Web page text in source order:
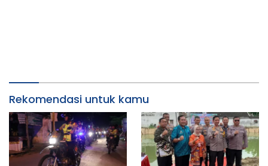
Rekomendasi untuk kamu